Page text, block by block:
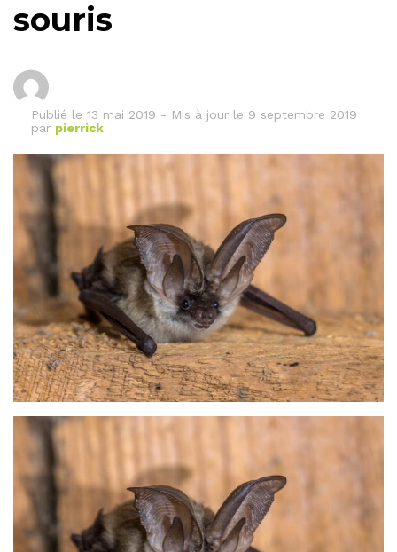
souris
Publié le 13 mai 2019 - Mis à jour le 9 septembre 2019
par pierrick